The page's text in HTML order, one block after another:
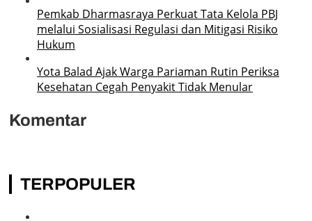
Pemkab Dharmasraya Perkuat Tata Kelola PBJ
melalui Sosialisasi Regulasi dan Mitigasi Risiko
Hukum
Yota Balad Ajak Warga Pariaman Rutin Periksa
Kesehatan Cegah Penyakit Tidak Menular
Komentar
TERPOPULER